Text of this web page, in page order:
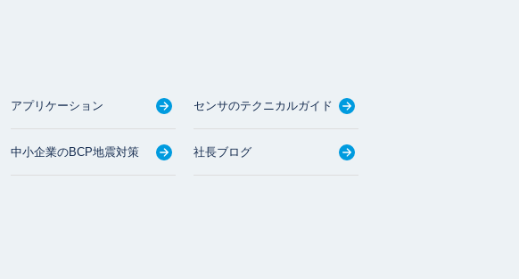
アプリケーション センサのテクニカルガイド
中小企業のBCP地震対策 社長ブログ